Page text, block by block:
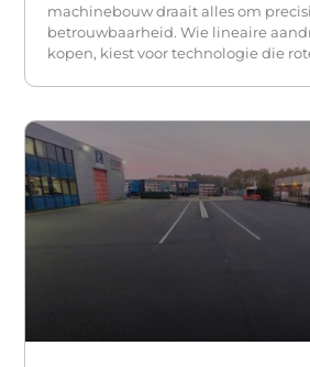
machinebouw draait alles om
betrouwbaarheid. Wie lineaire
kopen, kiest voor technologie die